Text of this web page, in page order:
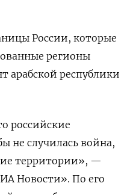
России, которые
регионы
арабской республики
российские
не случилась война,
территории», —
Новости». По его